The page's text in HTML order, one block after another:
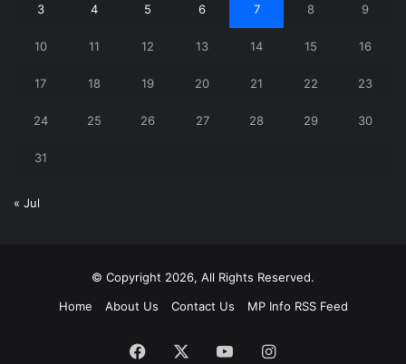
3 4 5 6 7 8 9
10 11 12 13 14 15 16
17 18 19 20 21 22 23
24 25 26 27 28 29 30
31
« Jul
© Copyright 2026, All Rights Reserved.
Home
About Us Contact Us MP Info RSS Feed
Facebook YouTubeInstagram